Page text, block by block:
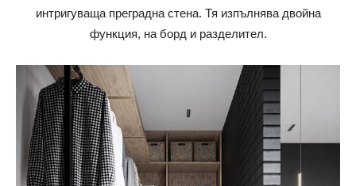
интригуваща преградна стена. Тя изпълнява двойна
функция, на борд и разделител.